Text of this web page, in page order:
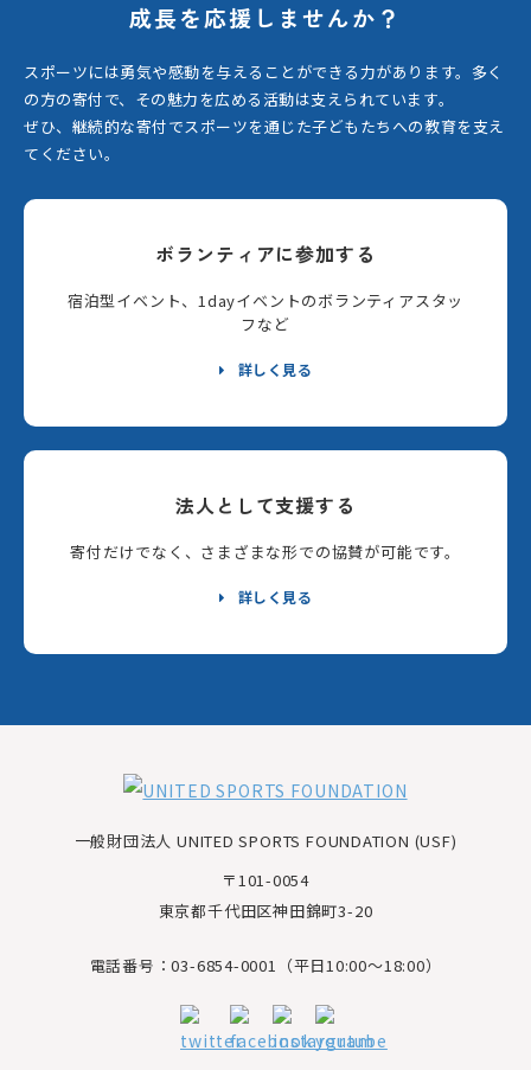
成長を応援しませんか？
スポーツには勇気や感動を与えることができる力があります。 多く
の方の寄付で、その魅力を広める活動は支えられています。
ぜひ、継続的な寄付でスポーツを通じた子どもたちへの教育を支え
てください。
ボランティアに参加する
宿泊型イベント、1dayイベントのボランティアスタッ
フなど
詳しく見る
法人として支援する
寄付だけでなく、さまざまな形での協賛が可能です。
詳しく見る
一般財団法人 UNITED SPORTS FOUNDATION (USF)
〒101-0054
東京都千代田区神田錦町3-20
電話番号：03-6854-0001（平日10:00～18:00）